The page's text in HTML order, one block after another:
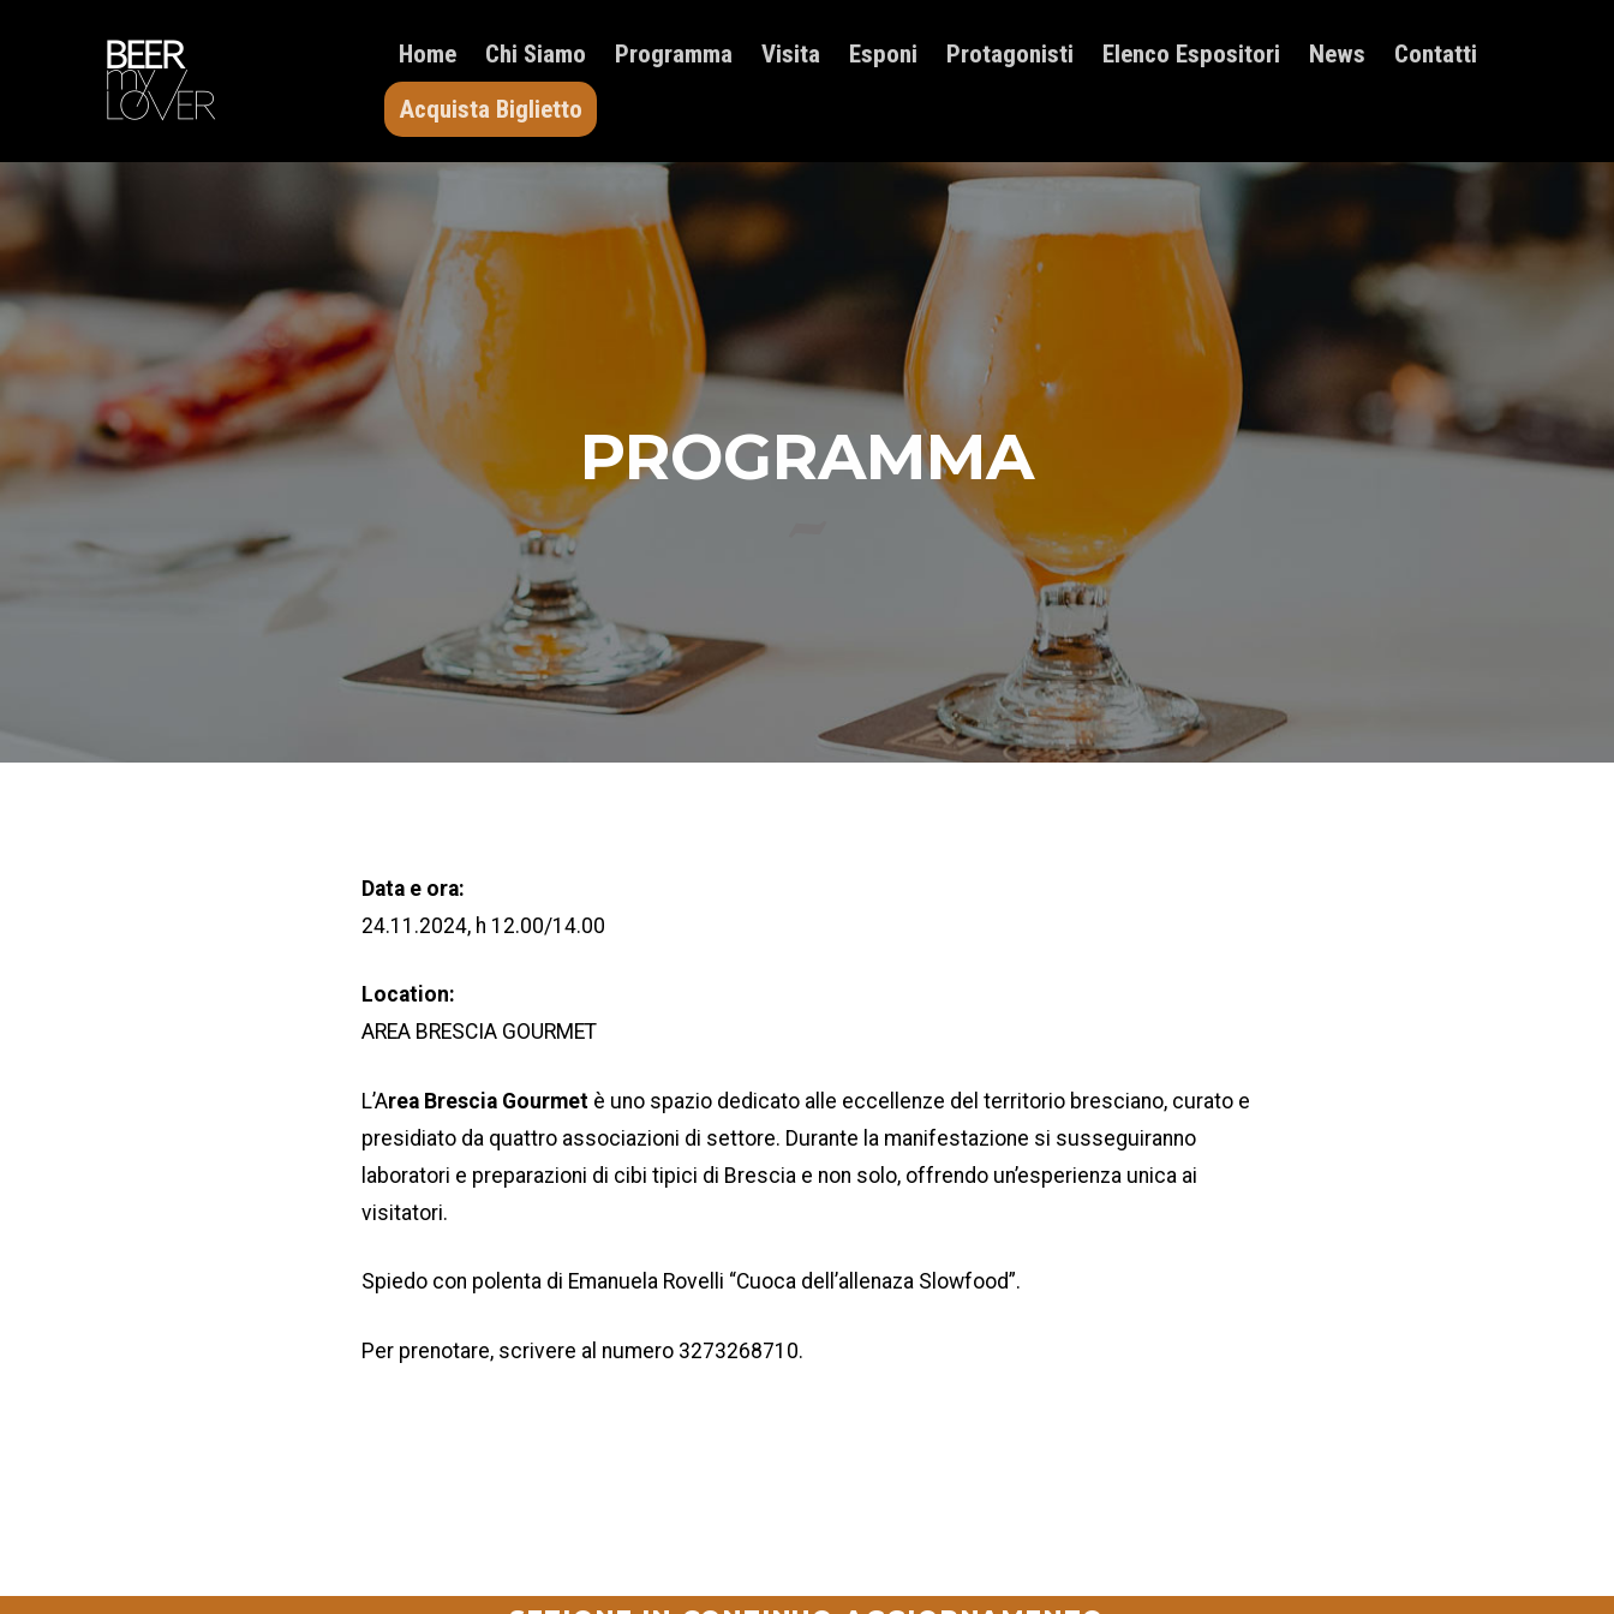
Home Chi Siamo Programma Visita Esponi Protagonisti Elenco Espositori News
Contatti
Acquista Biglietto
CHI SIAMO
PROGRAMMA
VISITA
ESPONI
PROTAGONISTI
ELENCO ESPOSITORI
CONTATTI
ACQUISTA BIGLIETTO
PROGRAMMA
Data e ora:
24.11.2024, h 12.00/14.00
Location:
AREA BRESCIA GOURMET
L’Area Brescia Gourmetè uno spazio dedicato alle eccellenze del territorio bresciano, curato e
presidiato da quattro associazioni di settore. Durante la manifestazione si susseguiranno
laboratori e preparazioni di cibi tipici di Brescia e non solo, offrendo un’esperienza unica ai
visitatori.
Spiedo con polenta di Emanuela Rovelli “Cuoca dell’allenaza Slowfood”.
Per prenotare, scrivere al numero 3273268710.